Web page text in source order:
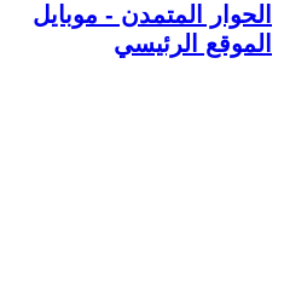
الحوار المتمدن - موبايل
الموقع الرئيسي